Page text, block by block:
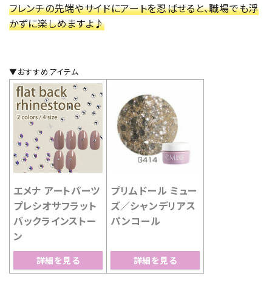
フレンチの先端やサイドにアートを忍ばせると、職場でも浮
かずに楽しめますよ♪
▼おすすめアイテム
エメナ アートパーツ
プレシオサフラット
バックラインストー
ン
プリムドール ミュー
ズ／シャンデリアス
パンコール
詳細を見る 詳細を見る